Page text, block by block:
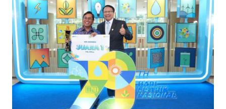
Informasi
INDEKS
BERITA
KONTAK
KAMI